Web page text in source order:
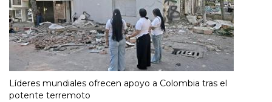
Líderes mundiales ofrecen apoyo a Colombia tras el
potente terremoto